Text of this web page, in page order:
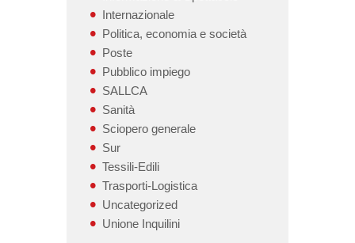
Internazionale
Politica, economia e società
Poste
Pubblico impiego
SALLCA
Sanità
Sciopero generale
Sur
Tessili-Edili
Trasporti-Logistica
Uncategorized
Unione Inquilini